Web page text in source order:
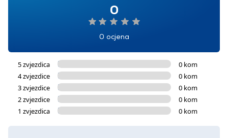
0
0 ocjena
5 zvjezdica
0 kom
4 zvjezdice
0 kom
3 zvjezdice
0 kom
2 zvjezdice
0 kom
1 zvjezdica
0 kom